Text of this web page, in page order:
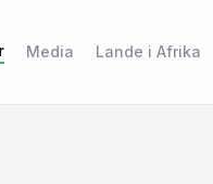
Media Lande i Afrika